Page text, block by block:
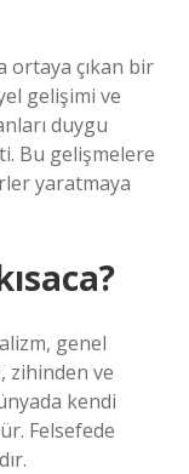
ortaya çıkan bir
gelişimi ve
duygu
Bu gelişmelere
yaratmaya
genel
zihinden ve
kendi
Felsefede